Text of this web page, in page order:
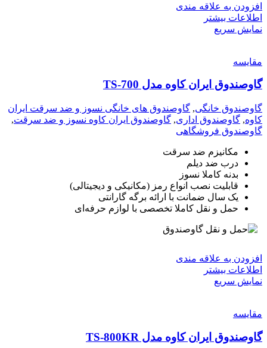
افزودن به علاقه مندی
اطلاعات بیشتر
نمایش سریع
مقايسه
گاوصندوق ایران کاوه مدل TS-700
گاوصندوق خانگی, گاوصندوق های خانگی نسوز و ضد سرقت ایران
کاوه, گاوصندوق اداری, گاوصندوق ایران کاوه نسوز و ضد سرقت,
گاوصندوق فروشگاهی
مکانیزم ضد سرقت
درب ضد دیلم
بدنه کاملا نسوز
قابلیت نصب انواع رمز (مکانیکی و دیجیتالی)
یک سال ضمانت با ارائه برگه گارانتی
حمل و نقل کاملا تخصصی با لوازم حرفه‌ای
افزودن به علاقه مندی
اطلاعات بیشتر
نمایش سریع
مقايسه
گاوصندوق ایران کاوه مدل TS-800KR